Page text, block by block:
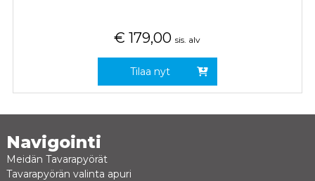
€ 179,00 sis. alv
Tilaa nyt
Navigointi
Meidän Tavarapyörät
Tavarapyörän valinta apuri